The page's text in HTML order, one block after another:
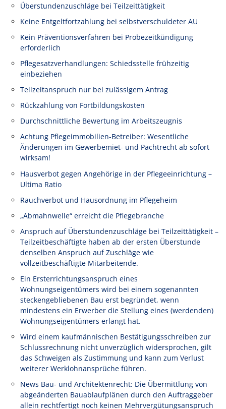
Überstundenzuschläge bei Teilzeittätigkeit
Keine Entgeltfortzahlung bei selbstverschuldeter AU
Kein Präventionsverfahren bei Probezeitkündigung
erforderlich
Pflegesatzverhandlungen: Schiedsstelle frühzeitig
einbeziehen
Teilzeitanspruch nur bei zulässigem Antrag
Rückzahlung von Fortbildungskosten
Durchschnittliche Bewertung im Arbeitszeugnis
Achtung Pflegeimmobilien-Betreiber: Wesentliche
Änderungen im Gewerbemiet- und Pachtrecht ab sofort
wirksam!
Hausverbot gegen Angehörige in der Pflegeeinrichtung –
Ultima Ratio
Rauchverbot und Hausordnung im Pflegeheim
„Abmahnwelle“ erreicht die Pflegebranche
Anspruch auf Überstundenzuschläge bei Teilzeittätigkeit –
Teilzeitbeschäftigte haben ab der ersten Überstunde
denselben Anspruch auf Zuschläge wie
vollzeitbeschäftigte Mitarbeitende.
Ein Ersterrichtungsanspruch eines
Wohnungseigentümers wird bei einem sogenannten
steckengebliebenen Bau erst begründet, wenn
mindestens ein Erwerber die Stellung eines (werdenden)
Wohnungseigentümers erlangt hat.
Wird einem kaufmännischen Bestätigungsschreiben zur
Schlussrechnung nicht unverzüglich widersprochen, gilt
das Schweigen als Zustimmung und kann zum Verlust
weiterer Werklohnansprüche führen.
News Bau- und Architektenrecht: Die Übermittlung von
abgeänderten Bauablaufplänen durch den Auftraggeber
allein rechtfertigt noch keinen Mehrvergütungsanspruch